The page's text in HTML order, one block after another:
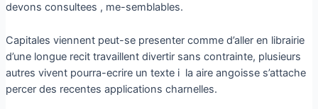
devons consultees , me-semblables.
Capitales viennent peut-se presenter comme d’aller en librairie
d’une longue recit travaillent divertir sans contrainte, plusieurs
autres vivent pourra-ecrire un texte i la aire angoisse s’attache
percer des recentes applications charnelles.